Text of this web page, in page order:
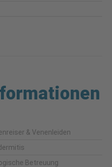
& Venenleiden
Betreuung